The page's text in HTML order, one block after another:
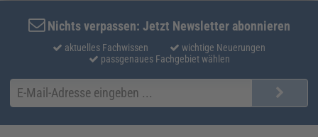
Nichts verpassen: Jetzt Newsletter abonnieren
aktuelles Fachwissen
wichtige Neuerungen
passgenaues Fachgebiet wählen